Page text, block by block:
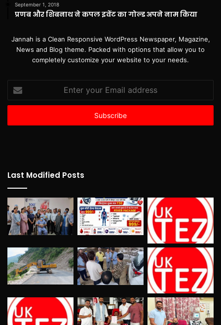
September 1, 2018
प्रणब और शिबनाथ ने कपल इवेंट का गोल्ड अपने नाम किया
Jannah is a Clean Responsive WordPress Newspaper, Magazine,
News and Blog theme. Packed with options that allow you to
completely customize your website to your needs.
Enter
your
Email
Last Modified Posts